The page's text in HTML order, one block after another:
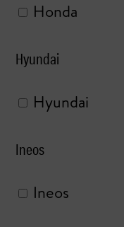
Honda
Hyundai
Hyundai
Ineos
Ineos